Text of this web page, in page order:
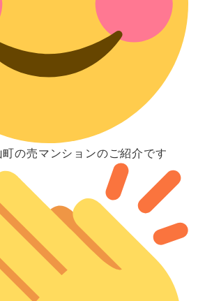
の売マンションのご紹介です